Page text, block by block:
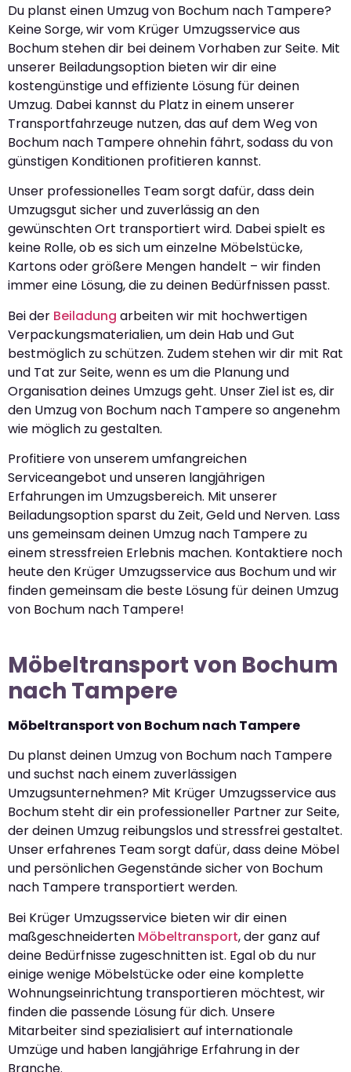
Du planst einen Umzug von Bochum nach Tampere?
Keine Sorge, wir vom Krüger Umzugsservice aus
Bochum stehen dir bei deinem Vorhaben zur Seite. Mit
unserer Beiladungsoption bieten wir dir eine
kostengünstige und effiziente Lösung für deinen
Umzug. Dabei kannst du Platz in einem unserer
Transportfahrzeuge nutzen, das auf dem Weg von
Bochum nach Tampere ohnehin fährt, sodass du von
günstigen Konditionen profitieren kannst.
Unser professionelles Team sorgt dafür, dass dein
Umzugsgut sicher und zuverlässig an den
gewünschten Ort transportiert wird. Dabei spielt es
keine Rolle, ob es sich um einzelne Möbelstücke,
Kartons oder größere Mengen handelt – wir finden
immer eine Lösung, die zu deinen Bedürfnissen passt.
Bei der Beiladung arbeiten wir mit hochwertigen
Verpackungsmaterialien, um dein Hab und Gut
bestmöglich zu schützen. Zudem stehen wir dir mit Rat
und Tat zur Seite, wenn es um die Planung und
Organisation deines Umzugs geht. Unser Ziel ist es, dir
den Umzug von Bochum nach Tampere so angenehm
wie möglich zu gestalten.
Profitiere von unserem umfangreichen
Serviceangebot und unseren langjährigen
Erfahrungen im Umzugsbereich. Mit unserer
Beiladungsoption sparst du Zeit, Geld und Nerven. Lass
uns gemeinsam deinen Umzug nach Tampere zu
einem stressfreien Erlebnis machen. Kontaktiere noch
heute den Krüger Umzugsservice aus Bochum und wir
finden gemeinsam die beste Lösung für deinen Umzug
von Bochum nach Tampere!
Möbeltransport von Bochum
nach Tampere
Möbeltransport von Bochum nach Tampere
Du planst deinen Umzug von Bochum nach Tampere
und suchst nach einem zuverlässigen
Umzugsunternehmen? Mit Krüger Umzugsservice aus
Bochum steht dir ein professioneller Partner zur Seite,
der deinen Umzug reibungslos und stressfrei gestaltet.
Unser erfahrenes Team sorgt dafür, dass deine Möbel
und persönlichen Gegenstände sicher von Bochum
nach Tampere transportiert werden.
Bei Krüger Umzugsservice bieten wir dir einen
maßgeschneiderten Möbeltransport, der ganz auf
deine Bedürfnisse zugeschnitten ist. Egal ob du nur
einige wenige Möbelstücke oder eine komplette
Wohnungseinrichtung transportieren möchtest, wir
finden die passende Lösung für dich. Unsere
Mitarbeiter sind spezialisiert auf internationale
Umzüge und haben langjährige Erfahrung in der
Branche.